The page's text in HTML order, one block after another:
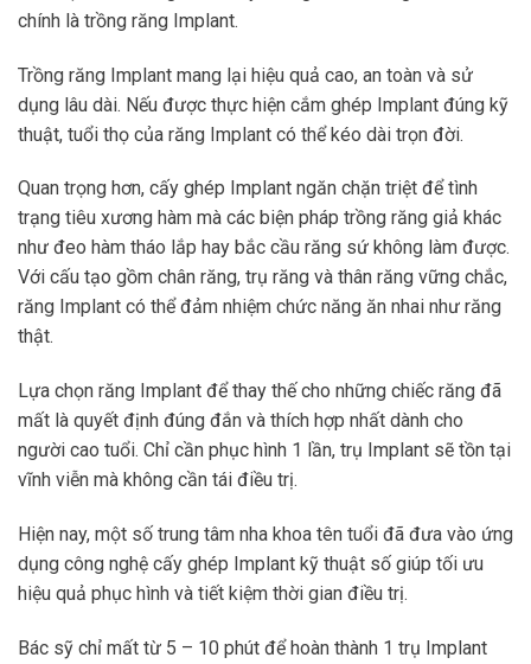
chính là trồng răng Implant.
Trồng răng Implant mang lại hiệu quả cao, an toàn và sử
dụng lâu dài. Nếu được thực hiện cắm ghép Implant đúng kỹ
thuật, tuổi thọ của răng Implant có thể kéo dài trọn đời.
Quan trọng hơn, cấy ghép Implant ngăn chặn triệt để tình
trạng tiêu xương hàm mà các biện pháp trồng răng giả khác
như đeo hàm tháo lắp hay bắc cầu răng sứ không làm được.
Với cấu tạo gồm chân răng, trụ răng và thân răng vững chắc,
răng Implant có thể đảm nhiệm chức năng ăn nhai như răng
thật.
Lựa chọn răng Implant để thay thế cho những chiếc răng đã
mất là quyết định đúng đắn và thích hợp nhất dành cho
người cao tuổi. Chỉ cần phục hình 1 lần, trụ Implant sẽ tồn tại
vĩnh viễn mà không cần tái điều trị.
Hiện nay, một số trung tâm nha khoa tên tuổi đã đưa vào ứng
dụng công nghệ cấy ghép Implant kỹ thuật số giúp tối ưu
hiệu quả phục hình và tiết kiệm thời gian điều trị.
Bác sỹ chỉ mất từ 5 – 10 phút để hoàn thành 1 trụ Implant